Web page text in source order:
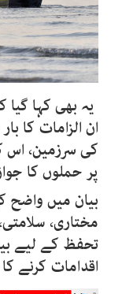
یہ بھی کہا گیا
ان الزامات کا
کی سرزمین، اس
پر حملوں کا
بیان میں واضح
مختاری،
تحفظ کے لیے
اقدامات کرنے